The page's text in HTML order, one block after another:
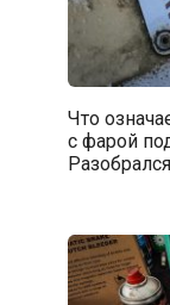
Что
с фарой